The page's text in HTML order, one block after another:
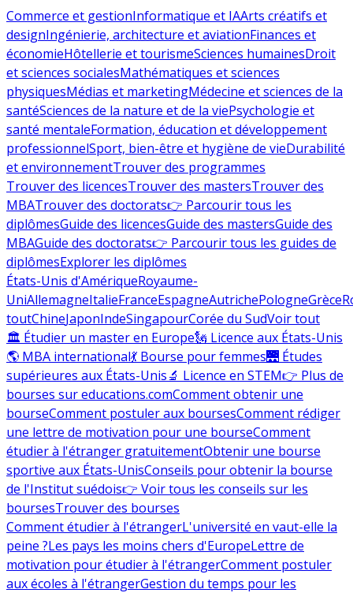
Commerce et gestionInformatique et IAArts créatifs et
designIngénierie, architecture et aviationFinances et
économieHôtellerie et tourismeSciences humainesDroit
et sciences socialesMathématiques et sciences
physiquesMédias et marketingMédecine et sciences de la
santéSciences de la nature et de la viePsychologie et
santé mentaleFormation, éducation et développement
professionnelSport, bien-être et hygiène de vieDurabilité
et environnementTrouver des programmes
Trouver des licencesTrouver des mastersTrouver des
MBATrouver des doctorats👉 Parcourir tous les
diplômesGuide des licencesGuide des mastersGuide des
MBAGuide des doctorats👉 Parcourir tous les guides de
diplômesExplorer les diplômes
États-Unis d'AmériqueRoyaume-
UniAllemagneItalieFranceEspagneAutrichePologneGrèce
toutChineJaponIndeSingapourCorée du SudVoir tout
🏛 Étudier un master en Europe🗽 Licence aux États-Unis
🌎 MBA international💃 Bourse pour femmes🌉 Études
supérieures aux États-Unis🔬 Licence en STEM👉 Plus de
bourses sur educations.comComment obtenir une
bourseComment postuler aux boursesComment rédiger
une lettre de motivation pour une bourseComment
étudier à l'étranger gratuitementObtenir une bourse
sportive aux États-UnisConseils pour obtenir la bourse
de l'Institut suédois👉 Voir tous les conseils sur les
boursesTrouver des bourses
Comment étudier à l'étrangerL'université en vaut-elle la
peine ?Les pays les moins chers d'EuropeLettre de
motivation pour étudier à l'étrangerComment postuler
aux écoles à l'étrangerGestion du temps pour les